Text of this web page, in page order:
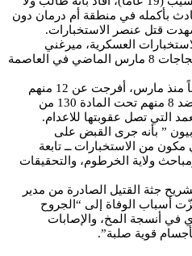
بأكمله في منطقة أم درمان دون
قتل عنصر الاستخبارات.
العسكرية، ميرغني
الجيلي، بطريقة وحشية، خلال احتجاجات 8 مارس الماضي في العاصمة
وأوقفت الشرطة 20 متظاهرا تباعاً منذ مارس، أفرجت عن 12 منهم
على فترات، بينما قيّدت اتهامات ضد 8 منهم تحت المادة 130 من
التي تصل عقوبتها للاعدام.
” بأنه جرى القبض على
من الاستخبارات ــ تابعة
ولاية الخرطوم، والتحقيقات
جثة القتيل الصادرة من مدير
أسباب الوفاة إلى “الجروح
في أنسجة المخ، والإصابات
قوية صلبة”.